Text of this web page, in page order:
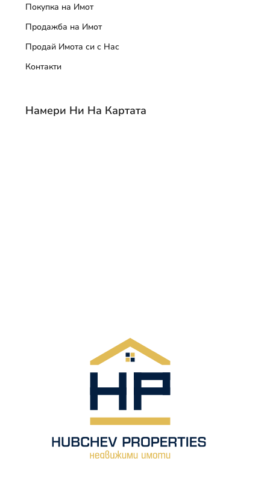
Покупка на Имот
Продажба на Имот
Продай Имота си с Нас
Контакти
Намери Ни На Картата